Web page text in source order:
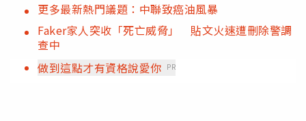
更多最新熱門議題：中聯致癌油風暴
Faker家人突收「死亡威脅」 貼文火速遭刪除警調
查中
做到這點才有資格說愛你 PR